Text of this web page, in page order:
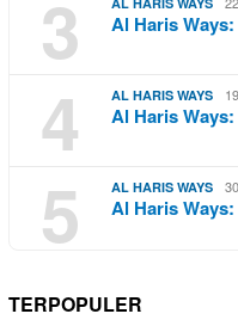
3 Al Haris
4 AL HARIS WAYS
Al Haris
5 AL HARIS WAYS
Al Haris
TERPOPULER